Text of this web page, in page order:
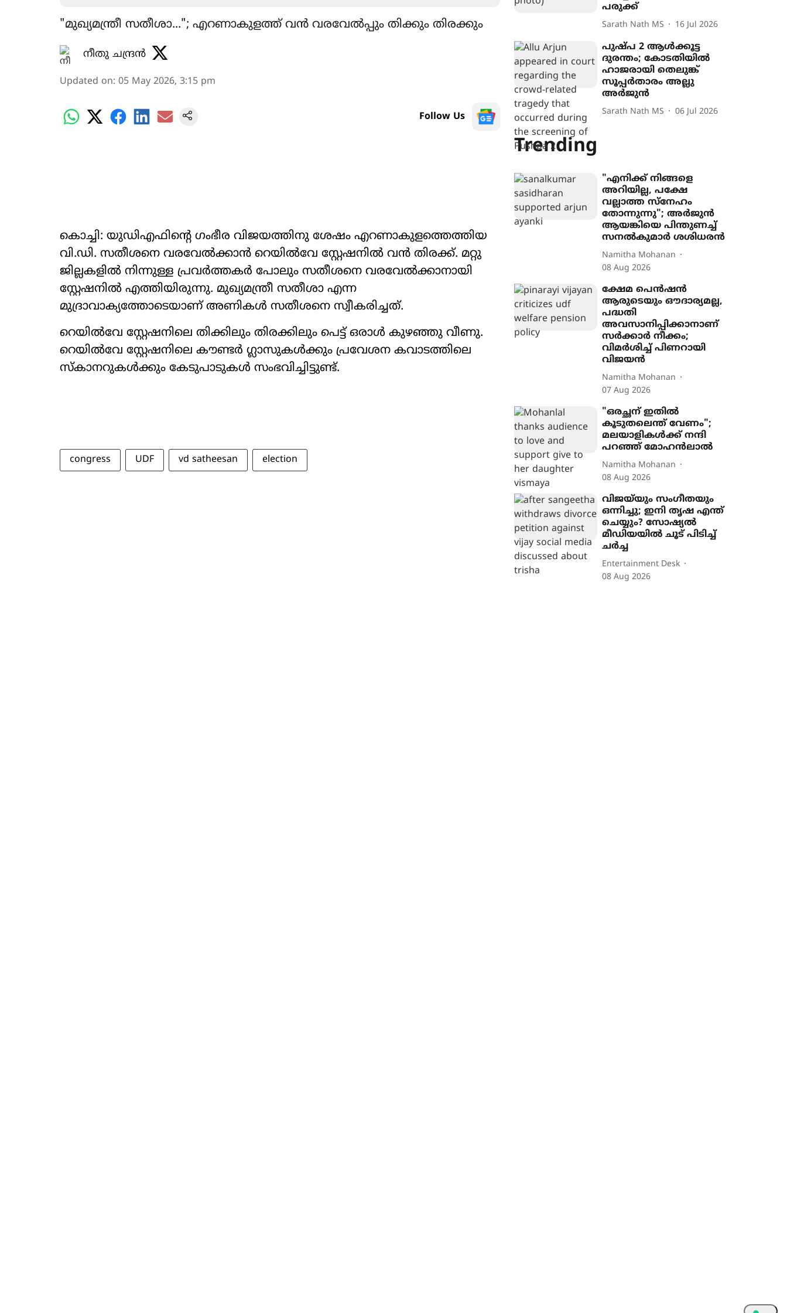
"മുഖ്യമന്ത്രീ സതീശാ..."; എറണാകുളത്ത് വൻ വരവേൽപ്പും തിക്കും തിരക്കും
നീതു ചന്ദ്രൻ
Updated on: 05 May 2026, 3:15 pm
Follow Us
കൊച്ചി: യുഡിഎഫിന്‍റെ ഗംഭീര വിജയത്തിനു ശേഷം എറണാകുളത്തെത്തിയ
വി.ഡി. സതീശനെ വരവേൽക്കാൻ റെയിൽവേ സ്റ്റേഷനിൽ വൻ തിരക്ക്. മറ്റു
ജില്ലകളിൽ നിന്നുള്ള പ്രവർത്തകർ പോലും സതീശനെ വരവേൽക്കാനായി
സ്റ്റേഷനിൽ എത്തിയിരുന്നു. മുഖ്യമന്ത്രീ സതീശാ എന്ന
മുദ്രാവാക്യത്തോടെയാണ് അണികൾ സതീശനെ സ്വീകരിച്ചത്.
റെയിൽവേ സ്റ്റേഷനിലെ തിക്കിലും തിരക്കിലും പെട്ട് ഒരാൾ കുഴഞ്ഞു വീണു.
റെയിൽവേ സ്റ്റേഷനിലെ കൗണ്ടർ ഗ്ലാസുകൾക്കും പ്രവേശന കവാടത്തിലെ
സ്കാനറുകൾക്കും കേടുപാടുകൾ സംഭവിച്ചിട്ടുണ്ട്.
congress UDF vd satheesan election
പരുക്ക്
Sarath Nath MS 16 Jul 2026
പുഷ്പ 2 ആൾക്കൂട്ട
ദുരന്തം; കോടതിയിൽ
ഹാജരായി തെലുങ്ക്
സൂപ്പർതാരം അല്ലു
അർജുൻ
Sarath Nath MS 06 Jul 2026
Trending
"എനിക്ക് നിങ്ങളെ
അറിയില്ല, പക്ഷേ
വല്ലാത്ത സ്നേഹം
തോന്നുന്നു"; അർജുൻ
ആയങ്കിയെ പിന്തുണച്ച്
സനൽകുമാർ ശശിധരൻ
Namitha Mohanan
08 Aug 2026
ക്ഷേമ പെൻഷൻ
ആരുടെയും ഔദാര്യമല്ല,
പദ്ധതി
അവസാനിപ്പിക്കാനാണ്
സർക്കാർ നീക്കം;
വിമർശിച്ച് പിണറായി
വിജയൻ
Namitha Mohanan
07 Aug 2026
"ഒരച്ഛന് ഇതില്‍
കൂടുതലെന്ത് വേണം";
മലയാളികൾക്ക് നന്ദി
പറഞ്ഞ് മോഹന്‍ലാല്‍
Namitha Mohanan
08 Aug 2026
വിജയ്‌യും സംഗീതയും
ഒന്നിച്ചു; ഇനി തൃഷ എന്ത്
ചെയ്യും? സോഷ്യൽ
മീഡിയയിൽ ചൂട് പിടിച്ച്
ചർച്ച
Entertainment Desk
08 Aug 2026